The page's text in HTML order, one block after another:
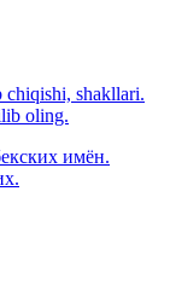
chiqishi, shakllari.
oling.
имён.